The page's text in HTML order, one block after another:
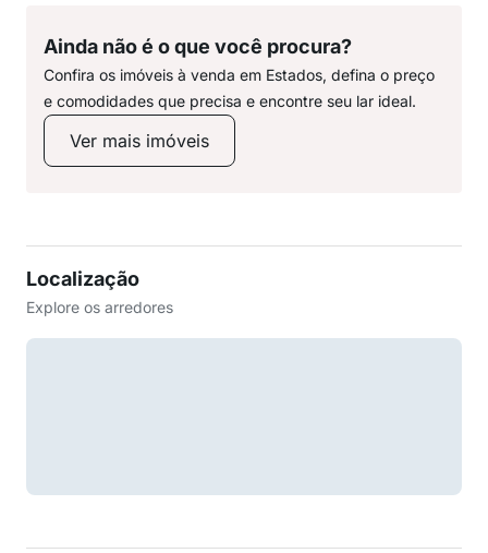
Ainda não é o que você procura?
Confira os imóveis à venda em Estados, defina o preço
e comodidades que precisa e encontre seu lar ideal.
Ver mais imóveis
Localização
Explore os arredores